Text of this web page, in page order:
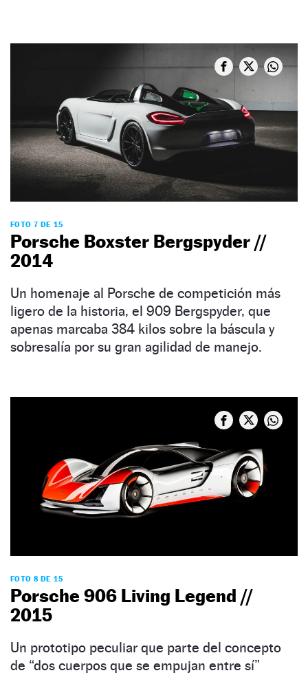
FOTO 7 DE 15
Porsche Boxster Bergspyder //
2014
Un homenaje al Porsche de competición más
ligero de la historia, el 909 Bergspyder, que
apenas marcaba 384 kilos sobre la báscula y
sobresalía por su gran agilidad de manejo.
FOTO 8 DE 15
Porsche 906 Living Legend //
2015
Un prototipo peculiar que parte del concepto
de “dos cuerpos que se empujan entre sí”